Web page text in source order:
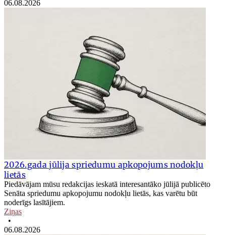
06.08.2026
2026.gada jūlija spriedumu apkopojums nodokļu
lietās
Piedāvājam mūsu redakcijas ieskatā interesantāko jūlijā publicēto
Senāta spriedumu apkopojumu nodokļu lietās, kas varētu būt
noderīgs lasītājiem.
Ziņas
•
06.08.2026